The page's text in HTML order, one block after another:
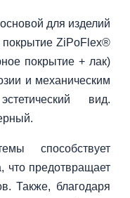
для изделий
ZiPoFlex®
покрытие + лак)
и механическим
вид.
способствует
что предотвращает
Также, благодаря